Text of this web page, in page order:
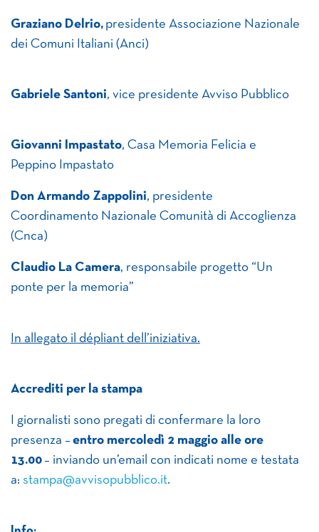
Graziano Delrio, presidente Associazione Nazionale
dei Comuni Italiani (Anci)
Gabriele Santoni, vice presidente Avviso Pubblico
Giovanni Impastato, Casa Memoria Felicia e
Peppino Impastato
Don Armando Zappolini, presidente
Coordinamento Nazionale Comunità di Accoglienza
(Cnca)
Claudio La Camera, responsabile progetto “Un
ponte per la memoria”
In allegato il dépliant dell’iniziativa.
Accrediti per la stampa
I giornalisti sono pregati di confermare la loro
presenza – entro mercoledì 2 maggio alle ore
13.00 – inviando un’email con indicati nome e testata
a: stampa@avvisopubblico.it.